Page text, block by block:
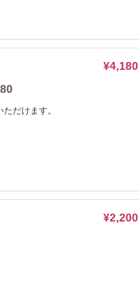
¥4,180
だけます。
¥2,200